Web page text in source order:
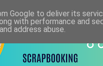
Google to deliver its
with performance and
address abuse.